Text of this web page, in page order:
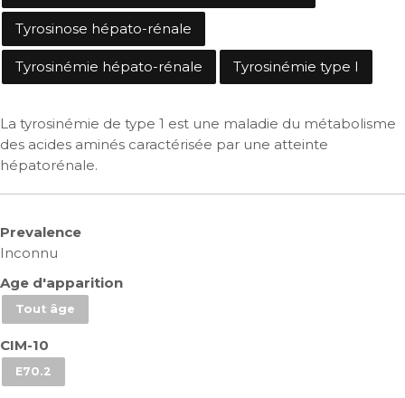
Tyrosinose hépato-rénale
Tyrosinémie hépato-rénale Tyrosinémie type I
La tyrosinémie de type 1 est une maladie du métabolisme
des acides aminés caractérisée par une atteinte
hépatorénale.
Prevalence
Inconnu
Age d'apparition
Tout âge
CIM-10
E70.2